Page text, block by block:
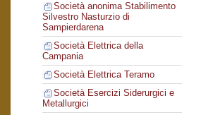
Società anonima Stabilimento
Silvestro Nasturzio di
Sampierdarena
Società Elettrica della
Campania
Società Elettrica Teramo
Società Esercizi Siderurgici e
Metallurgici